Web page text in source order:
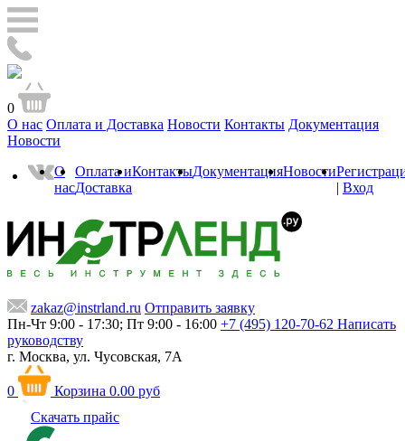
0
О нас Оплата и Доставка Новости Контакты Документация
Новости
О
нас
Оплата и
Доставка
КонтактыДокументацияНовости
| Вход
zakaz@instrland.ru Отправить заявку
Пн-Чт 9:00 - 17:30; Пт 9:00 - 16:00 +7 (495) 120-70-62 Написать
руководству
г. Москва, ул. Чусовская, 7А
0 Корзина 0.00 руб
Скачать прайс